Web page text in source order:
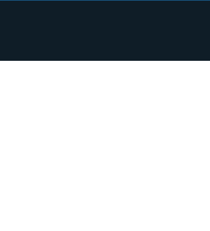
Федеральной службе по